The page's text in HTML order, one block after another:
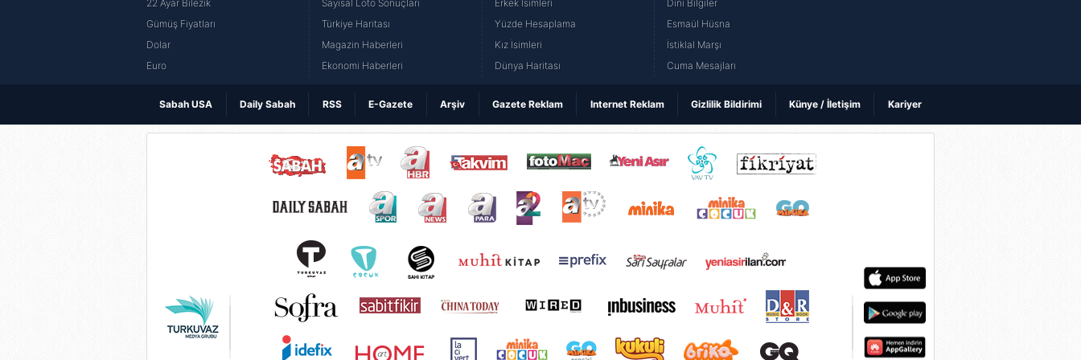
22 Ayar Bilezik
Gümüş Fiyatları
Dolar
Euro
Sayısal Loto Sonuçları
Türkiye Haritası
Magazin Haberleri
Ekonomi Haberleri
Erkek İsimleri
Yüzde Hesaplama
Kız İsimleri
Dünya Haritası
Dini Bilgiler
Esmaül Hüsna
İstiklal Marşı
Cuma Mesajları
Sabah USA Daily Sabah RSS E-Gazete Arşiv Gazete Reklam Internet Reklam Gizlilik Bildirimi Künye / İletişim Kariyer